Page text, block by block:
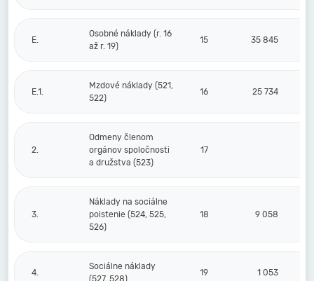
E.
Osobné náklady (r. 16
až r. 19)
15 35 845
E.1.
Mzdové náklady (521,
522)
16 25 734
2.
Odmeny členom
orgánov spoločnosti
a družstva (523)
17
3.
Náklady na sociálne
poistenie (524, 525,
526)
18 9 058
4.
Sociálne náklady
(527, 528)
19 1 053